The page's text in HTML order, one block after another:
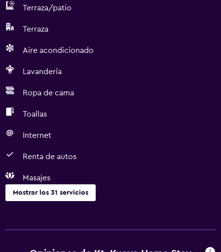
Terraza/patio
Terraza
Aire acondicionado
Lavandería
Ropa de cama
Toallas
Internet
Renta de autos
Masajes
Mostrar los 31 servicios
Wifi gratis